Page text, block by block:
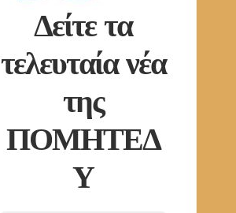
Δείτε τα
τελευταία νέα
της
ΠΟΜΗΤΕΔ
Υ